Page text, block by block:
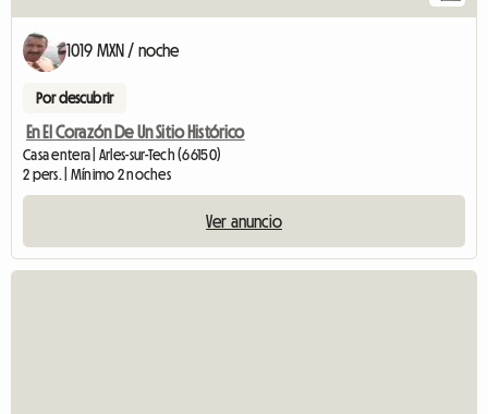
1019 MXN / noche
Por descubrir
En El Corazón De Un Sitio Histórico
Casa entera | Arles-sur-Tech (66150)
2 pers. | Mínimo 2 noches
Ver anuncio